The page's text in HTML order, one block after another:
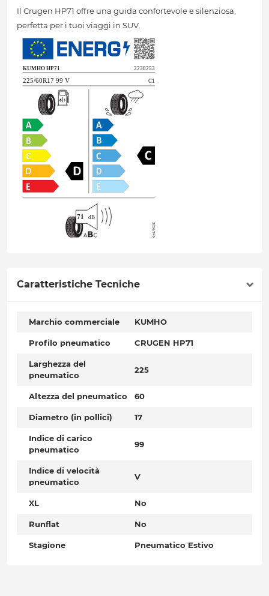
Il Crugen HP71 offre una guida confortevole e silenziosa,
perfetta per i tuoi viaggi in SUV.
Caratteristiche Tecniche
Marchio commerciale KUMHO
Profilo pneumatico CRUGEN HP71
Larghezza del
pneumatico
225
Altezza del pneumatico 60
Diametro (in pollici) 17
Indice di carico
pneumatico
99
Indice di velocità
pneumatico
V
XL No
Runflat No
Stagione Pneumatico Estivo